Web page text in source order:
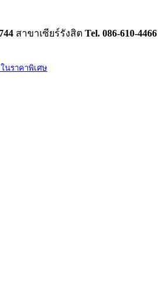
สาขาเซียร์รังสิต Tel. 086-610-4466
นราคาพิเศษ